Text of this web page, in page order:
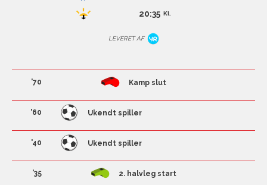
20:35 Kl.
LEVERET AF
'70 Kamp slut
'60 Ukendt spiller
'40 Ukendt spiller
'35 2. halvleg start